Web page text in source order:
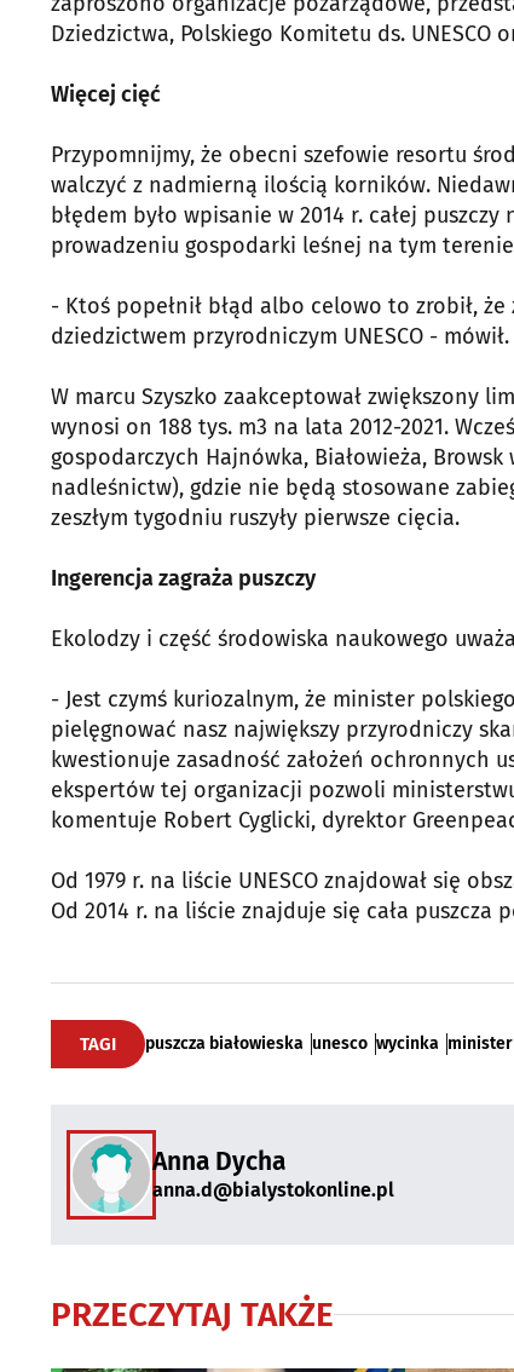
Dziedzictwa, Polskiego Komitetu ds. UNESCO
Więcej cięć
Przypomnijmy, że obecni szefowie resortu
walczyć z nadmierną ilością korników.
błędem było wpisanie w 2014 r. całej
prowadzeniu gospodarki leśnej na tym
- Ktoś popełnił błąd albo celowo to zrobił, że
dziedzictwem przyrodniczym UNESCO - mówił.
W marcu Szyszko zaakceptował zwiększony
wynosi on 188 tys. m3 na lata 2012-2021.
gospodarczych Hajnówka, Białowieża,
nadleśnictw), gdzie nie będą stosowane
zeszłym tygodniu ruszyły pierwsze cięcia.
Ingerencja zagraża puszczy
Ekolodzy i część środowiska naukowego
- Jest czymś kuriozalnym, że minister
pielęgnować nasz największy przyrodniczy
kwestionuje zasadność założeń ochronnych
ekspertów tej organizacji pozwoli
komentuje Robert Cyglicki, dyrektor
Od 1979 r. na liście UNESCO znajdował się
Od 2014 r. na liście znajduje się cała
TAGI puszcza białowieska unesco wycinka
Anna Dycha
anna.d@bialystokonline.pl
PRZECZYTAJ TAKŻE